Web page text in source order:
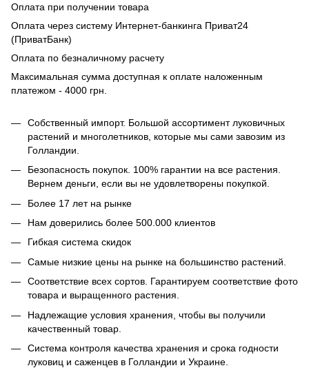
Оплата при получении товара
Оплата через систему Интернет-банкинга Приват24
(ПриватБанк)
Оплата по безналичному расчету
Максимальная сумма доступная к оплате наложенным
платежом - 4000 грн.
Собственный импорт. Большой ассортимент луковичных
растений и многолетников, которые мы сами завозим из
Голландии.
Безопасность покупок. 100% гарантии на все растения.
Вернем деньги, если вы не удовлетворены покупкой.
Более 17 лет на рынке
Нам доверились более 500.000 клиентов
Гибкая система скидок
Самые низкие цены на рынке на большинство растений.
Соответствие всех сортов. Гарантируем соответствие фото
товара и выращенного растения.
Надлежащие условия хранения, чтобы вы получили
качественный товар.
Система контроля качества хранения и срока годности
луковиц и саженцев в Голландии и Украине.